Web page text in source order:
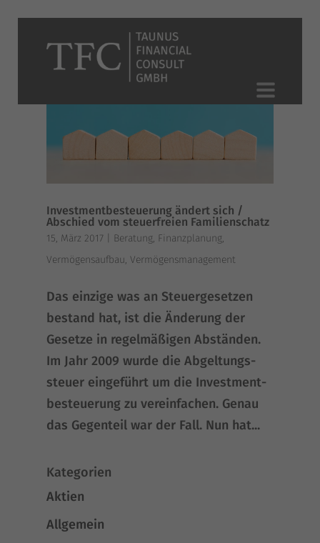
Investmentbesteuerung ändert sich /
Abschied vom steuerfreien Familienschatz
15, März 2017 Beratung, Finanzplanung,
Vermögensaufbau, Vermögensmanagement
Das ein­zi­ge was an Steu­er­ge­set­zen
bestand hat, ist die Ände­rung der
Geset­ze in regel­mä­ßi­gen Abständen.
Im Jahr 2009 wur­de die Abgel­tungs­
steu­er ein­ge­führt um die Invest­ment­
be­steue­rung zu ver­ein­fa­chen. Genau
das Gegen­teil war der Fall. Nun hat...
Kategorien
Aktien
Allgemein